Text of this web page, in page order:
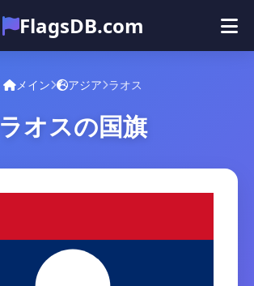
FlagsDB.com
メイン
クイズ
メイン アジア ラオス
ラオスの国旗